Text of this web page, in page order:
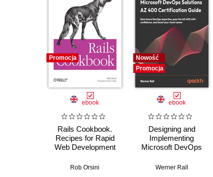
Promocja
ebook
Rails Cookbook.
Recipes for Rapid
Web Development
Rob Orsini
Nowość
Promocja
ebook
Designing and
Implementing
Microsoft DevOps
Certification Guide.
Werner Rall